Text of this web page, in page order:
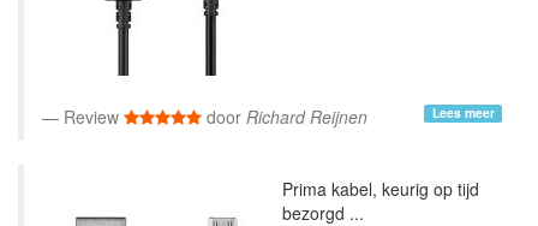
Review door Richard Reijnen Lees meer
Prima kabel, keurig op tijd
bezorgd ...